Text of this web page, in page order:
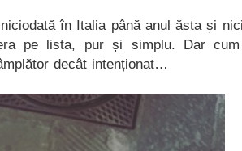
în Italia până anul ăsta și
pe lista, pur și simplu. Dar
decât intenționat…